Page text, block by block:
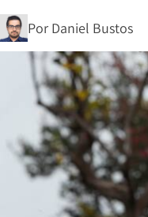
Por Daniel Bustos